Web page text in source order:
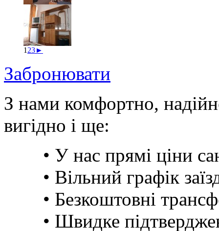
1 23►
Забронювати
З нами комфортно,
вигідно і ще:
• У нас прямі ціни
• Вільний графік
• Безкоштовні
• Швидке